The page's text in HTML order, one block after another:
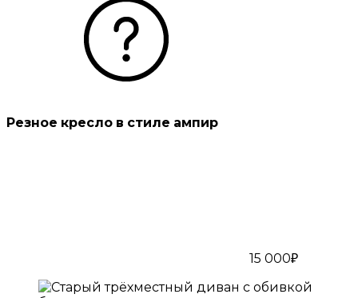
Резное кресло в стиле ампир
15 000₽